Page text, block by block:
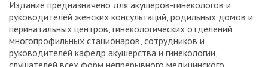
Издание предназначено для акушеров-гинекологов и
руководителей женских консультаций, родильных домов и
перинатальных центров, гинекологических отделений
многопрофильных стационаров, сотрудников и
руководителей кафедр акушерства и гинекологии,